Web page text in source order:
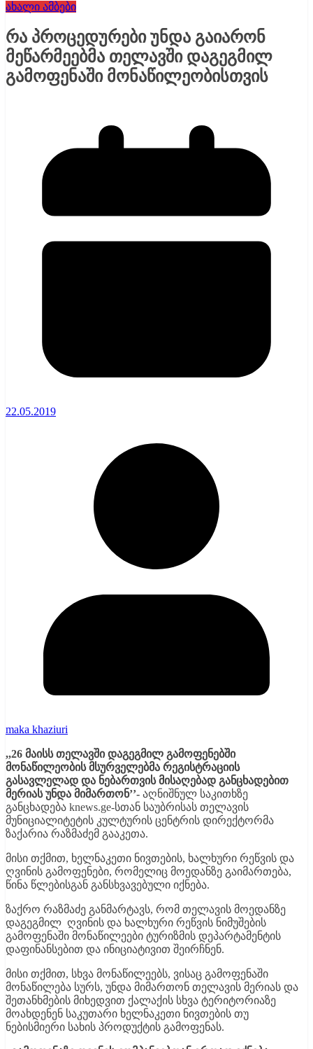
ახალი ამბები
რა პროცედურები უნდა გაიარონ
მეწარმეებმა თელავში დაგეგმილ
გამოფენაში მონაწილეობისთვის
22.05.2019
maka khaziuri
,,26 მაისს თელავში დაგეგმილ გამოფენებში
მონაწილეობის მსურველებმა რეგისტრაციის
გასავლელად და ნებართვის მისაღებად განცხადებით
მერიას უნდა მიმართონ’’- აღნიშნულ საკითხზე
განცხადება knews.ge-სთან საუბრისას თელავის
მუნიციალიტეტის კულტურის ცენტრის დირექტორმა
ზაქარია რაზმაძემ გააკეთა.
მისი თქმით, ხელნაკეთი ნივთების, ხალხური რეწვის და
ღვინის გამოფენები, რომელიც მოედანზე გაიმართება,
წინა წლებისგან განსხვავებული იქნება.
ზაქრო რაზმაძე განმარტავს, რომ თელავის მოედანზე
დაგეგმილ ღვინის და ხალხური რეწვის ნიმუშების
გამოფენაში მონაწილეები ტურიზმის დეპარტამენტის
დაფინანსებით და ინიციატივით შეირჩნენ.
მისი თქმით, სხვა მონაწილეებს, ვისაც გამოფენაში
მონაწილება სურს, უნდა მიმართონ თელავის მერიას და
შეთანხმების მიხედვით ქალაქის სხვა ტერიტორიაზე
მოახდენენ საკუთარი ხელნაკეთი ნივთების თუ
ნებისმიერი სახის პროდუქტის გამოფენას.